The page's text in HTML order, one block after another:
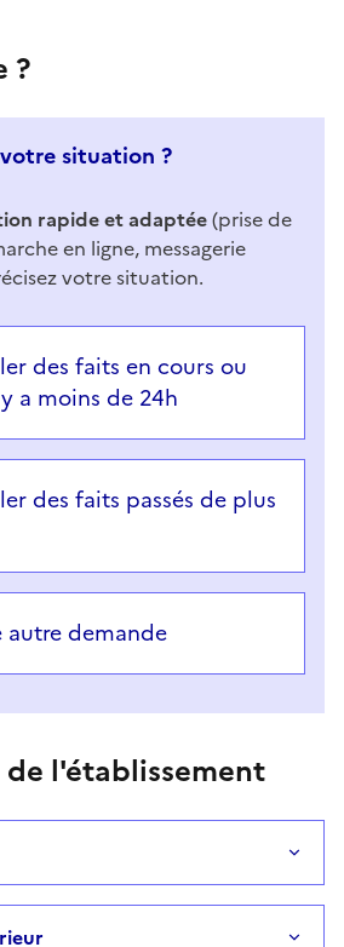
?
situation ?
rapide et adaptée(prise de
en ligne, messagerie
votre situation.
successives et les réponses
des faits en cours ou
a moins de 24h
des faits passés de plus
autre demande
l'établissement